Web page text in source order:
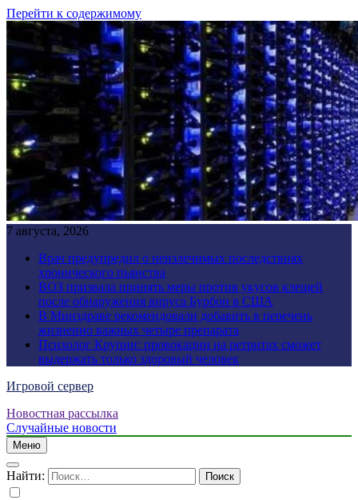
Перейти к содержимому
7 августа, 2026
Врач предупредил о неизлечимых последствиях
хронического пьянства
ВОЗ призвала принять меры против укусов клещей
после обнаружения вируса Бурбон в США
В Минздраве рекомендовали добавить в перечень
жизненно важных четыре препарата
Психолог Крупин: провокации на ретритах сможет
выдержать только здоровый человек
Игровой сервер
Новостная рассылка
Случайные новости
Меню
Найти: